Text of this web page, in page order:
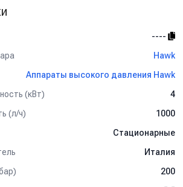
нагрузок.
клапан для защиты насоса от
аппарат находится в фазе By-Pass.
на стене или на подставке.
аппарата служит надёжной защитой от
обеспечивает легкий доступ для
мойки высокого давления.
предусматривает объединение
путём установки аппаратов в
тонкой очистки (внутренний) имеет
----
Hawk
Аппараты высокого давления Hawk
(кВт)
4
(л/ч)
1000
Стационарные
Италия
200